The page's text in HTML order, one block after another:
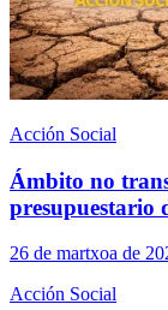
Acción Social
Ámbito no
presupuestario
26 de martxoa de
Acción Social